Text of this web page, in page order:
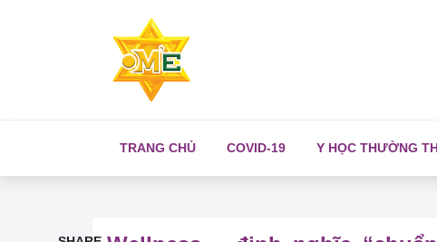
TRANG CHỦ COVID-19 Y HỌC THƯỜNG